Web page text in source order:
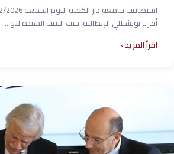
أندريا بوتشيللي الإيطالية، حيث التقت السيدة لاو...
اقرأ المزيد